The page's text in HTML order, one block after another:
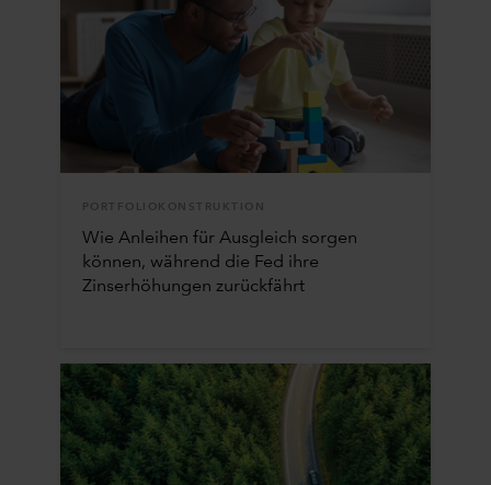
PORTFOLIOKONSTRUKTION
Wie Anleihen für Ausgleich sorgen
können, während die Fed ihre
Zinserhöhungen zurückfährt